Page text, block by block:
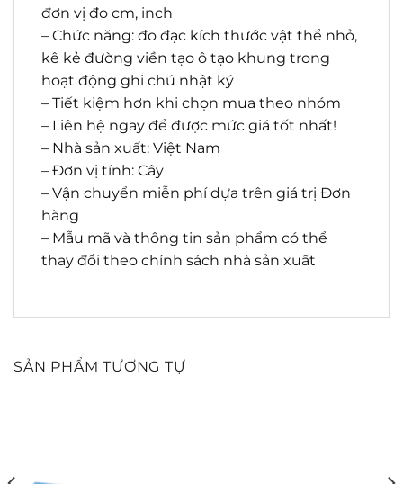
đơn vị đo cm, inch
– Chức năng: đo đạc kích thước vật thể nhỏ,
kê kẻ đường viền tạo ô tạo khung trong
hoạt động ghi chú nhật ký
– Tiết kiệm hơn khi chọn mua theo nhóm
– Liên hệ ngay để được mức giá tốt nhất!
– Nhà sản xuất: Việt Nam
– Đơn vị tính: Cây
– Vận chuyển miễn phí dựa trên giá trị Đơn
hàng
– Mẫu mã và thông tin sản phẩm có thể
thay đổi theo chính sách nhà sản xuất
SẢN PHẨM TƯƠNG TỰ